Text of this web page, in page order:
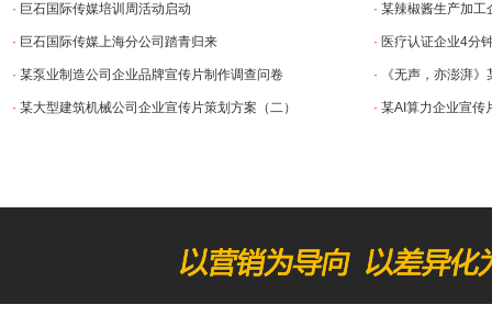
· 巨石国际传媒培训周活动启动
· 巨石国际传媒上海分公司踏青归来
· 某泵业制造公司企业品牌宣传片制作调查问卷
· 某大型建筑机械公司企业宣传片策划方案（二）
· 某辣椒酱生产加工
· 医疗认证企业4分
· 《无声，亦澎湃
· 某AI算力企业宣传